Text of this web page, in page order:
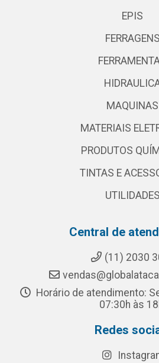
EPIS
FERRAGENS
MAQUINAS
MATERIAIS
PRODUTOS
TINTAS E
UTILIDADES
Central de
(11) 2030
Horário de atendimento:
07:30h às
Redes